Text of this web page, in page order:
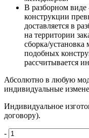
В разборном виде
конструкции
доставляется в
на территории
сборка/
подобных
рассчитывается
Абсолютно в любую
индивидуальные
Индивидуальное
договору).
-